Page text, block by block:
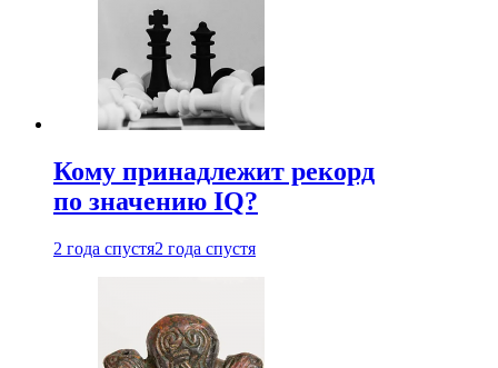
Кому принадлежит рекорд
по значению IQ?
2 года спустя2 года спустя